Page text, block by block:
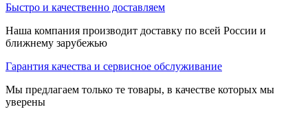
Быстро и качественно доставляем
Наша компания производит доставку по всей России и
ближнему зарубежью
Гарантия качества и сервисное обслуживание
Мы предлагаем только те товары, в качестве которых мы
уверены